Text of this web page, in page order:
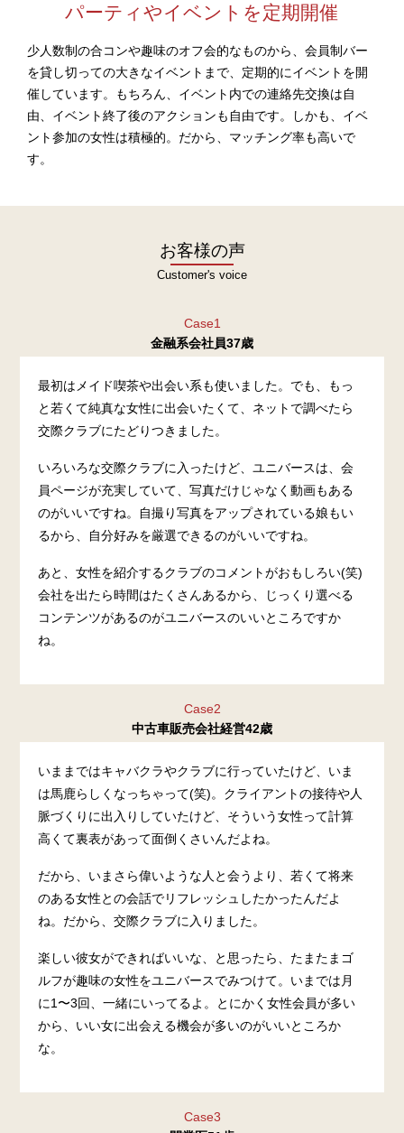
パーティやイベントを定期開催
少人数制の合コンや趣味のオフ会的なものから、会員制バー
を貸し切っての大きなイベントまで、定期的にイベントを開
催しています。もちろん、イベント内での連絡先交換は自
由、イベント終了後のアクションも自由です。しかも、イベ
ント参加の女性は積極的。だから、マッチング率も高いで
す。
お客様の声
Customer's voice
Case1
金融系会社員37歳
最初はメイド喫茶や出会い系も使いました。でも、もっ
と若くて純真な女性に出会いたくて、ネットで調べたら
交際クラブにたどりつきました。
いろいろな交際クラブに入ったけど、ユニバースは、会
員ページが充実していて、写真だけじゃなく動画もある
のがいいですね。自撮り写真をアップされている娘もい
るから、自分好みを厳選できるのがいいですね。
あと、女性を紹介するクラブのコメントがおもしろい(笑)
会社を出たら時間はたくさんあるから、じっくり選べる
コンテンツがあるのがユニバースのいいところですか
ね。
Case2
中古車販売会社経営42歳
いままではキャバクラやクラブに行っていたけど、いま
は馬鹿らしくなっちゃって(笑)。クライアントの接待や人
脈づくりに出入りしていたけど、そういう女性って計算
高くて裏表があって面倒くさいんだよね。
だから、いまさら偉いような人と会うより、若くて将来
のある女性との会話でリフレッシュしたかったんだよ
ね。だから、交際クラブに入りました。
楽しい彼女ができればいいな、と思ったら、たまたまゴ
ルフが趣味の女性をユニバースでみつけて。いまでは月
に1〜3回、一緒にいってるよ。とにかく女性会員が多い
から、いい女に出会える機会が多いのがいいところか
な。
Case3